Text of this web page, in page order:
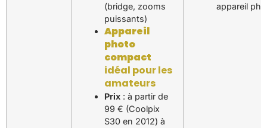
(bridge, zooms
puissants)
Appareil
photo
compact
idéal pour les
amateurs
Prix : à partir de
99 € (Coolpix
S30 en 2012) à
appareil